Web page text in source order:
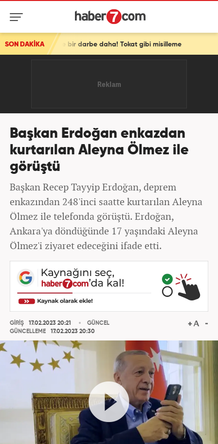
SON DAKİKA
bir darbe daha! Tokat gibi misilleme
Başkan Erdoğan enkazdan
kurtarılan Aleyna Ölmez ile
görüştü
Başkan Recep Tayyip Erdoğan, deprem
enkazından 248'inci saatte kurtarılan Aleyna
Ölmez ile telefonda görüştü. Erdoğan,
Ankara'ya döndüğünde 17 yaşındaki Aleyna
Ölmez'i ziyaret edeceğini ifade etti.
GİRİŞ
17.02.2023 20:21
GÜNCELLEME
17.02.2023 20:30
GÜNCEL